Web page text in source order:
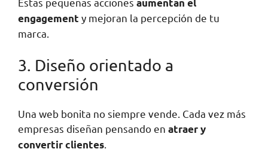
aumentan el
engagement y mejoran la percepción de tu
marca.
3. Diseño orientado a
conversión
Una web bonita no siempre vende. Cada vez más
empresas diseñan pensando en atraer y
convertir clientes.